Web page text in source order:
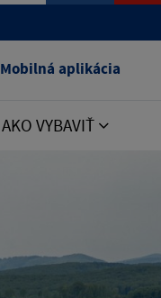
Mobilná aplikácia
AKO VYBAVIŤ